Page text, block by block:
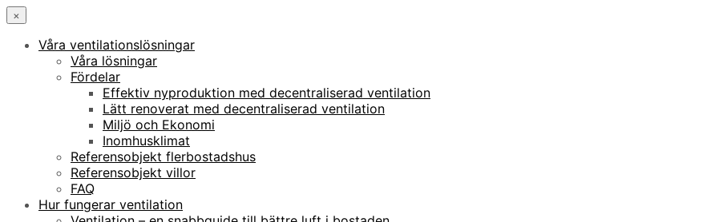
×
Våra ventilationslösningar
Våra lösningar
Fördelar
Effektiv nyproduktion med decentraliserad ventilation
Lätt renoverat med decentraliserad ventilation
Miljö och Ekonomi
Inomhusklimat
Referensobjekt flerbostadshus
Referensobjekt villor
FAQ
Hur fungerar ventilation